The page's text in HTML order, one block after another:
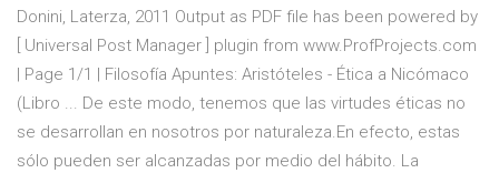
Donini, Laterza, 2011 Output as PDF file has been powered by
[ Universal Post Manager ] plugin from www.ProfProjects.com
| Page 1/1 | Filosofía Apuntes: Aristóteles - Ética a Nicómaco
(Libro ... De este modo, tenemos que las virtudes éticas no
se desarrollan en nosotros por naturaleza.En efecto, estas
sólo pueden ser alcanzadas por medio del hábito. La